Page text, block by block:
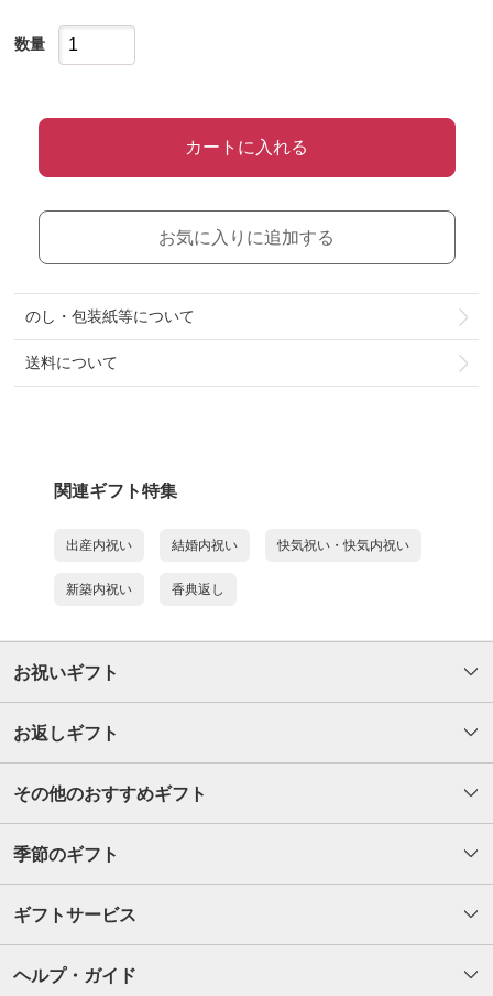
数量
カートに入れる
お気に入りに追加する
のし・包装紙等について
送料について
関連ギフト特集
出産内祝い 結婚内祝い 快気祝い・快気内祝い
新築内祝い 香典返し
お祝いギフト
お返しギフト
その他のおすすめギフト
季節のギフト
ギフトサービス
ヘルプ・ガイド